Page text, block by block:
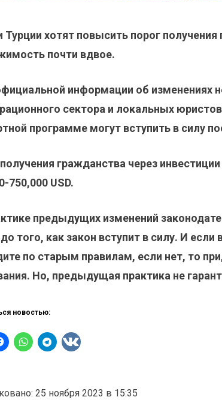
Турции хотят повысить порог
почти вдвое.
информации об изменениях
сектора и локальных
программе могут вступить в силу
гражданства через
750,000 USD.
предыдущих изменений
того, как закон вступит в силу. И
по старым правилам, если нет, то
Но, предыдущая практика не
новостью:
25 ноября 2023 в 15:35